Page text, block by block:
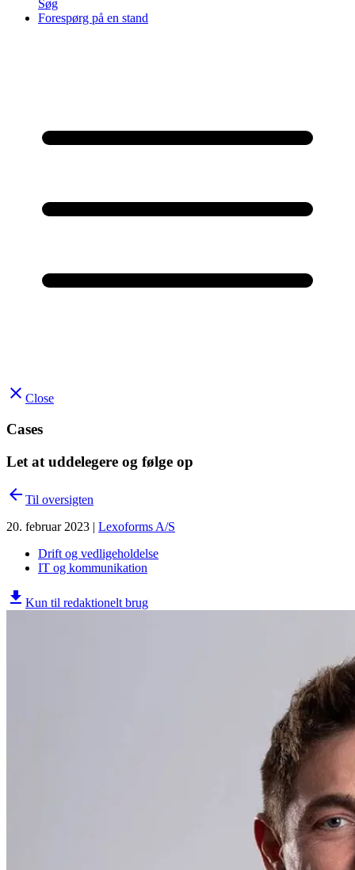
Søg
Forespørg på en stand
close Close
Cases
Let at uddelegere og følge op
arrow_back Til oversigten
20. februar 2023 | Lexoforms A/S
Drift og vedligeholdelse
IT og kommunikation
download Kun til redaktionelt brug